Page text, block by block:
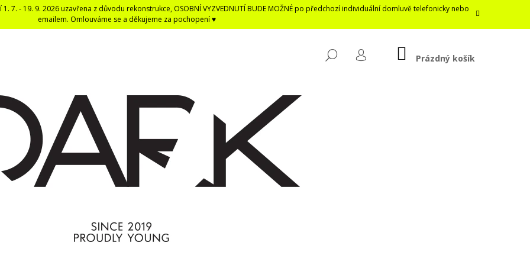
7. - 19. 9. 2026 uzavřena z důvodu rekonstrukce, OSOBNÍ VYZVEDNUTÍ BUDE MOŽNÉ po předchozí individuální domluvě telefonicky nebo
emailem. Omlouváme se a děkujeme za pochopení ♥
HLEDAT
PŘIHLÁŠENÍ
NÁKUPNÍ
KOŠÍK
Prázdný košík
HLEDAT
DOPORUČUJEME